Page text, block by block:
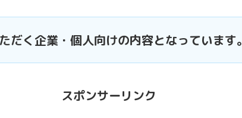
く企業・個人向けの内容となっています。
スポンサーリンク